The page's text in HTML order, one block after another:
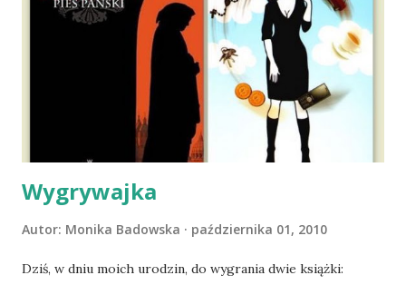
wyjazd w Beskid Niski. Zanim to jednak się stało psica miała
atak padaczki, co spowodowało, że wyjazd odwołaliśmy,
wdrożyliśmy leczenie i od nowa zaczęliśmy oswajać z nami i
wspólnym życiem zdezorientowanego chorobą psa. Udało
się ustabilizować zawirowania zdrowotne i wówczas
zaczęliśmy się cieszyć sobą wzajemnie już na 100%.
Dopier...
Wygrywajka
Autor: Monika Badowska października 01, 2010
Dziś, w dniu moich urodzin, do wygrania dwie książki: